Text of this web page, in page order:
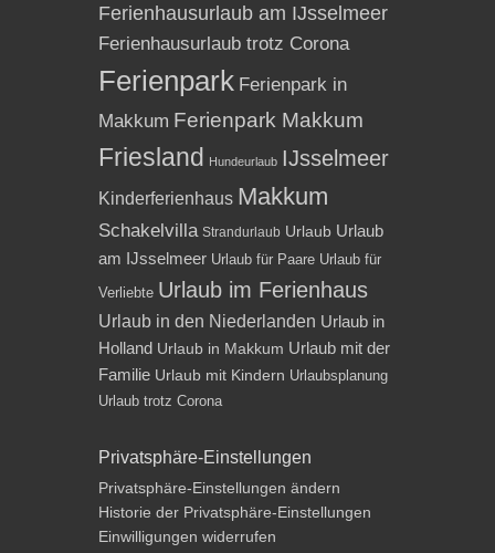
Ferienhausurlaub am IJsselmeer
Ferienhausurlaub trotz Corona
Ferienpark Ferienpark in
Makkum Ferienpark Makkum
Friesland Hundeurlaub IJsselmeer
Kinderferienhaus Makkum
Schakelvilla Strandurlaub Urlaub Urlaub
am IJsselmeer Urlaub für Paare Urlaub für
Verliebte Urlaub im Ferienhaus
Urlaub in den Niederlanden Urlaub in
Holland Urlaub in Makkum Urlaub mit der
Familie Urlaub mit Kindern Urlaubsplanung
Urlaub trotz Corona
Privatsphäre-Einstellungen
Privatsphäre-Einstellungen ändern
Historie der Privatsphäre-Einstellungen
Einwilligungen widerrufen